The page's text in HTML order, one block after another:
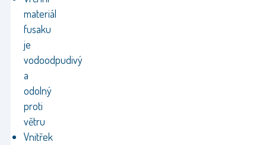
materiál
fusaku
je
vodoodpudivý
a
odolný
proti
větru
Vnitřek